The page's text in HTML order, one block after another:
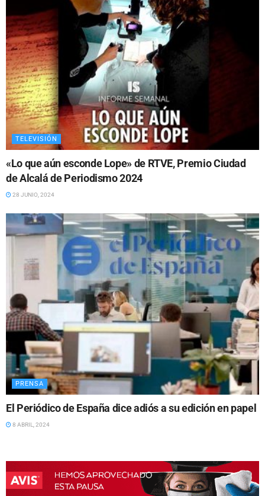
TELEVISIÓN
«Lo que aún esconde Lope» de RTVE, Premio Ciudad
de Alcalá de Periodismo 2024
28 JUNIO, 2024
PRENSA
El Periódico de España dice adiós a su edición en papel
8 ABRIL, 2024